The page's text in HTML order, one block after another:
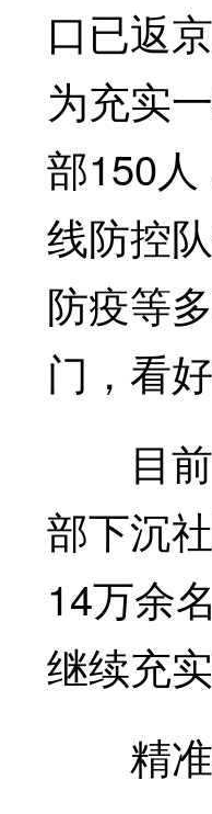
口已返
为充实
部150
线防控
防疫等
门，看
目前
部下沉
14万余
继续充
精准